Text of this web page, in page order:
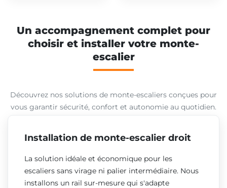
Un accompagnement complet pour
choisir et installer votre monte-
escalier
Découvrez nos solutions de monte-escaliers conçues pour
vous garantir sécurité, confort et autonomie au quotidien.
Installation de monte-escalier droit
La solution idéale et économique pour les
escaliers sans virage ni palier intermédiaire. Nous
installons un rail sur-mesure qui s'adapte